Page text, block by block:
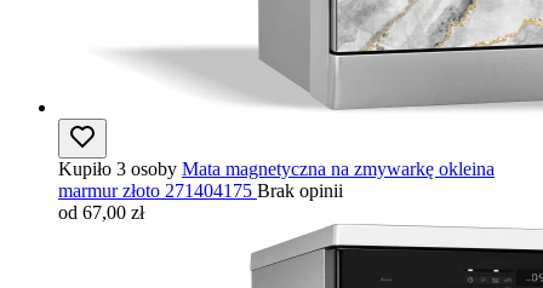
Kupiło 3 osoby Mata magnetyczna na zmywarkę okleina
marmur złoto 271404175 Brak opinii
od 67,00 zł